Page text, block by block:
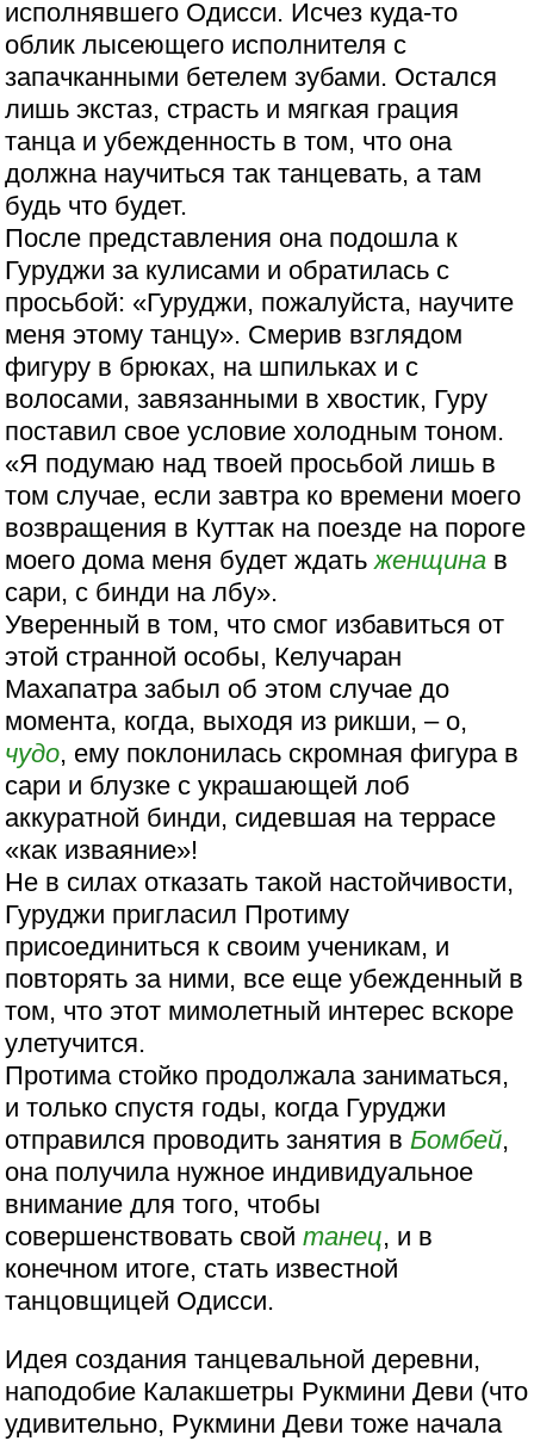
исполнявшего Одисси. Исчез куда-то
облик лысеющего исполнителя с
запачканными бетелем зубами. Остался
лишь экстаз, страсть и мягкая грация
танца и убежденность в том, что она
должна научиться так танцевать, а там
будь что будет.
После представления она подошла к
Гуруджи за кулисами и обратилась с
просьбой: «Гуруджи, пожалуйста, научите
меня этому танцу». Смерив взглядом
фигуру в брюках, на шпильках и с
волосами, завязанными в хвостик, Гуру
поставил свое условие холодным тоном.
«Я подумаю над твоей просьбой лишь в
том случае, если завтра ко времени моего
возвращения в Куттак на поезде на пороге
моего дома меня будет ждатьженщина в
сари, с бинди на лбу».
Уверенный в том, что смог избавиться от
этой странной особы, Келучаран
Махапатра забыл об этом случае до
момента, когда, выходя из рикши, – о,
чудо, ему поклонилась скромная фигура в
сари и блузке с украшающей лоб
аккуратной бинди, сидевшая на террасе
«как изваяние»!
Не в силах отказать такой настойчивости,
Гуруджи пригласил Протиму
присоединиться к своим ученикам, и
повторять за ними, все еще убежденный в
том, что этот мимолетный интерес вскоре
улетучится.
Протима стойко продолжала заниматься,
и только спустя годы, когда Гуруджи
отправился проводить занятия в Бомбей,
она получила нужное индивидуальное
внимание для того, чтобы
совершенствовать свойтанец, и в
конечном итоге, стать известной
танцовщицей Одисси.
Идея создания танцевальной деревни,
наподобие Калакшетры Рукмини Деви (что
удивительно, Рукмини Деви тоже начала